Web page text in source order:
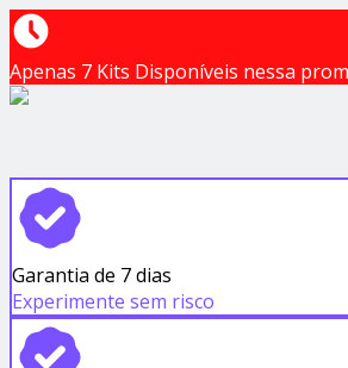
Apenas 7 Kits Disponíveis nessa
Garantia de 7 dias
Experimente sem risco